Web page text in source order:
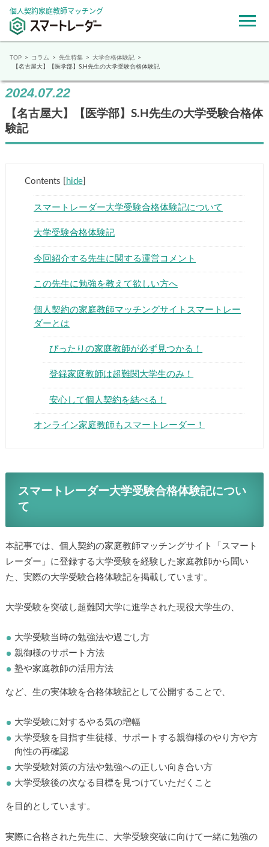
個人契約家庭教師マッチング
▶
TOP コラム 先生特集
大学合格体験記
【名古屋大】【医学部】S.H先生の大学受験合格体験記
2024.07.22
【名古屋大】【医学部】S.H先生の大学受験合格体
験記
Contents hide]
スマートレーダー大学受験合格体験記について
大学受験合格体験記
今回紹介する先生に関する運営コメント
この先生に勉強を教えて欲しい方へ
個人契約の家庭教師マッチングサイトスマートレー
ダーとは
ぴったりの家庭教師が必ず見つかる！
登録家庭教師は超難関大学生のみ！
安心して個人契約を結べる！
オンライン家庭教師もスマートレーダー！
スマートレーダー大学受験合格体験記につい
て
本記事では、個人契約の家庭教師マッチングサイト「スマート
レーダー」に登録する大学受験を経験した家庭教師から聞い
た、実際の大学受験合格体験記を掲載しています。
大学受験を突破し超難関大学に進学された現役大学生の、
大学受験当時の勉強法や過ごし方
親御様のサポート方法
塾や家庭教師の活用方法
など、生の実体験を合格体験記として公開することで、
大学受験に対するやる気の増幅
大学受験を目指す生徒様、サポートする親御様のやり方や方
向性の再確認
大学受験対策の方法や勉強への正しい向き合い方
大学受験後の次なる目標を見つけていただくこと
を目的としています。
実際に合格された先生に、大学受験突破に向けて一緒に勉強の